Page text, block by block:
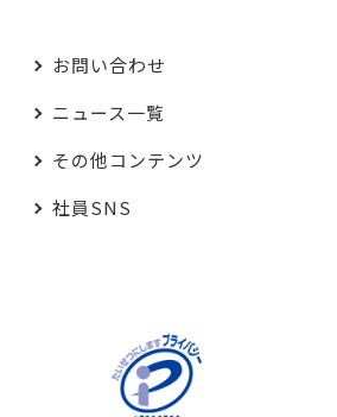
お問い合わせ
ニュース一覧
その他コンテンツ
社員SNS